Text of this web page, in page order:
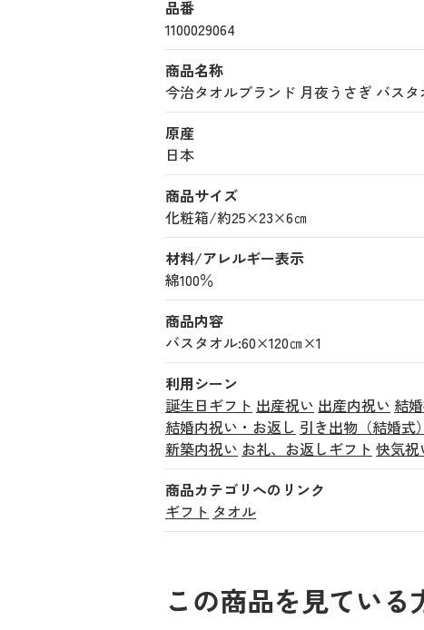
品番
1100029064
商品名称
今治タオルブランド 月夜うさぎ バス
原産
日本
商品サイズ
化粧箱/約25×23×6㎝
材料/アレルギー表示
綿100％
商品内容
バスタオル:60×120㎝×1
利用シーン
誕生日ギフト 出産祝い 出産内祝い 結
結婚内祝い・お返し 引き出物（結婚式）
新築内祝い お礼、お返しギフト 快気祝
商品カテゴリへのリンク
ギフト タオル
この商品を見てい